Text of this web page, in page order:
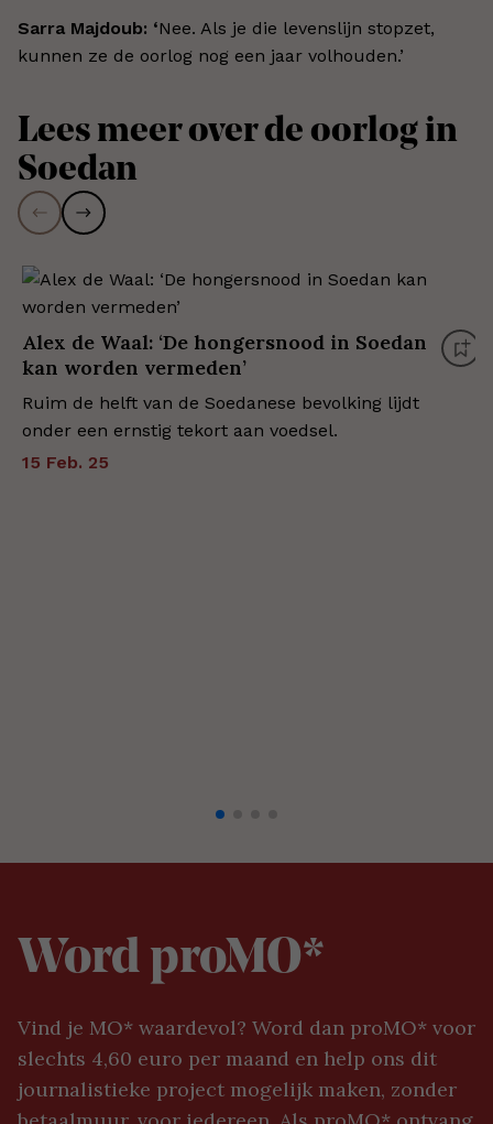
Sarra Majdoub: ‘Nee. Als je die levenslijn stopzet,
kunnen ze de oorlog nog een jaar volhouden.’
Lees meer over de oorlog in
Soedan
Alex de Waal: ‘De hongersnood in Soedan
kan worden vermeden’
Ruim de helft van de Soedanese bevolking lijdt
onder een ernstig tekort aan voedsel.
15 Feb. 25
Word proMO*
Vind je MO* waardevol? Word dan proMO* voor
slechts 4,60 euro per maand en help ons dit
journalistieke project mogelijk maken, zonder